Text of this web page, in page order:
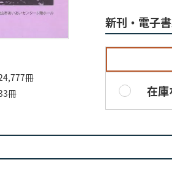
冊
冊
新刊・電子
在庫